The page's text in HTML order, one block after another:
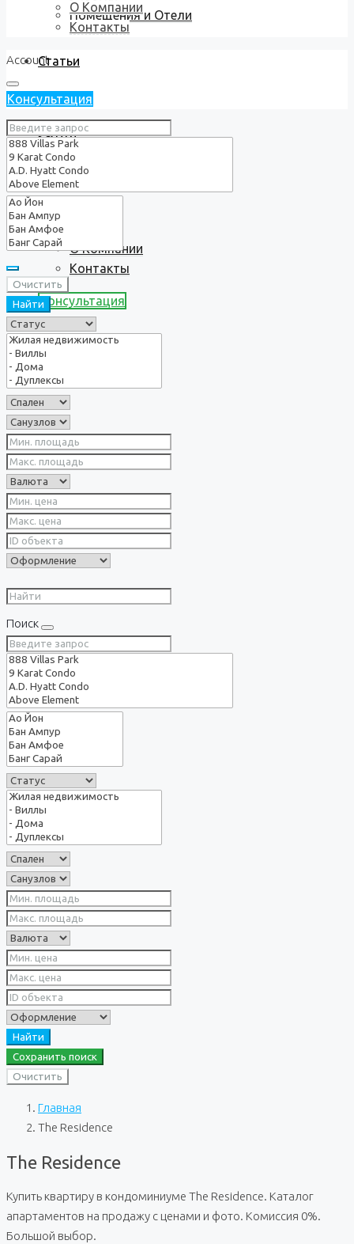
Помещения и Отели
Статьи
Услуги
О нас
О Компании
Контакты
Консультация
О Компании
Контакты
Account
Консультация
Очистить
Найти
Поиск
Найти
Сохранить поиск
Очистить
Главная
The Residence
The Residence
Купить квартиру в кондоминиуме The Residence. Каталог
апартаментов на продажу с ценами и фото. Комиссия 0%.
Большой выбор.